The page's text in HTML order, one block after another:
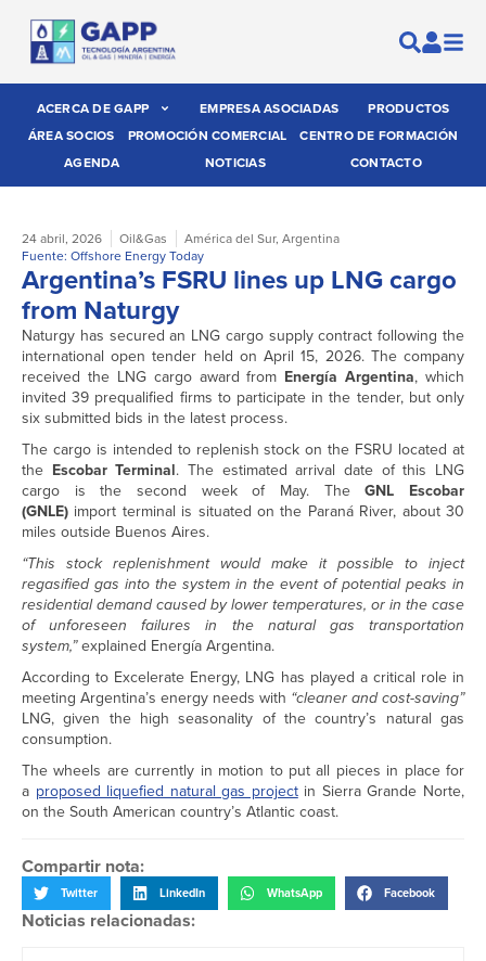
ACERCA DE GAPP EMPRESA ASOCIADAS
PRODUCTOS
ÁREA SOCIOS
PROMOCIÓN COMERCIAL
CENTRO DE FORMACIÓN
AGENDA
NOTICIAS CONTACTO
24 abril, 2026 Oil&Gas América del Sur, Argentina
Fuente: Offshore Energy Today
Argentina’s FSRU lines up LNG cargo
from Naturgy
Naturgy has secured an LNG cargo supply contract following the
international open tender held on April 15, 2026. The company
received the LNG cargo award from Energía Argentina, which
invited 39 prequalified firms to participate in the tender, but only
six submitted bids in the latest process.
The cargo is intended to replenish stock on the FSRU located at
the Escobar Terminal. The estimated arrival date of this LNG
cargo is the second week of May. TheGNL Escobar
(GNLE) import terminal is situated on the Paraná River, about 30
miles outside Buenos Aires.
“This stock replenishment would make it possible to inject
regasified gas into the system in the event of potential peaks in
residential demand caused by lower temperatures, or in the case
of unforeseen failures in the natural gas transportation
system,”explained Energía Argentina.
According to Excelerate Energy, LNG has played a critical role in
meeting Argentina’s energy needs with “cleaner and cost-saving”
LNG, given the high seasonality of the country’s natural gas
consumption.
The wheels are currently in motion to put all pieces in place for
a proposed liquefied natural gas projectin Sierra Grande Norte,
on the South American country’s Atlantic coast.
Compartir nota:
Twitter LinkedIn WhatsApp Facebook
Noticias relacionadas: